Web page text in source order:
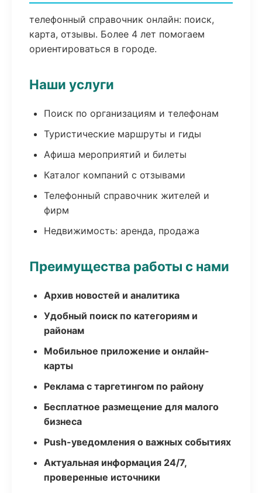
телефонный справочник онлайн: поиск,
карта, отзывы. Более 4 лет помогаем
ориентироваться в городе.
Наши услуги
Поиск по организациям и телефонам
Туристические маршруты и гиды
Афиша мероприятий и билеты
Каталог компаний с отзывами
Телефонный справочник жителей и
фирм
Недвижимость: аренда, продажа
Преимущества работы с нами
Архив новостей и аналитика
Удобный поиск по категориям и
районам
Мобильное приложение и онлайн-
карты
Реклама с таргетингом по району
Бесплатное размещение для малого
бизнеса
Push-уведомления о важных событиях
Актуальная информация 24/7,
проверенные источники